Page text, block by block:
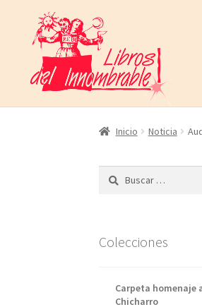
a
navegación
al
contenido
Inicio Noticia
Buscar:
Colecciones
Carpeta homenaje
Chicharro